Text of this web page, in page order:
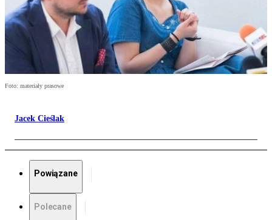
Foto: materiały prasowe
Jacek Cieślak
Powiązane
Polecane